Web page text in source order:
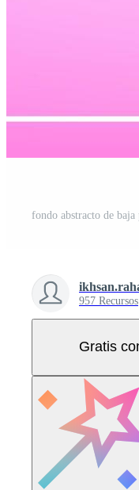
fondo abstracto de
957 Recursos
Gratis